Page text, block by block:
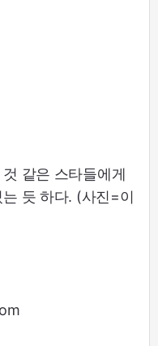
같은 스타들에게
듯 하다. (사진=이